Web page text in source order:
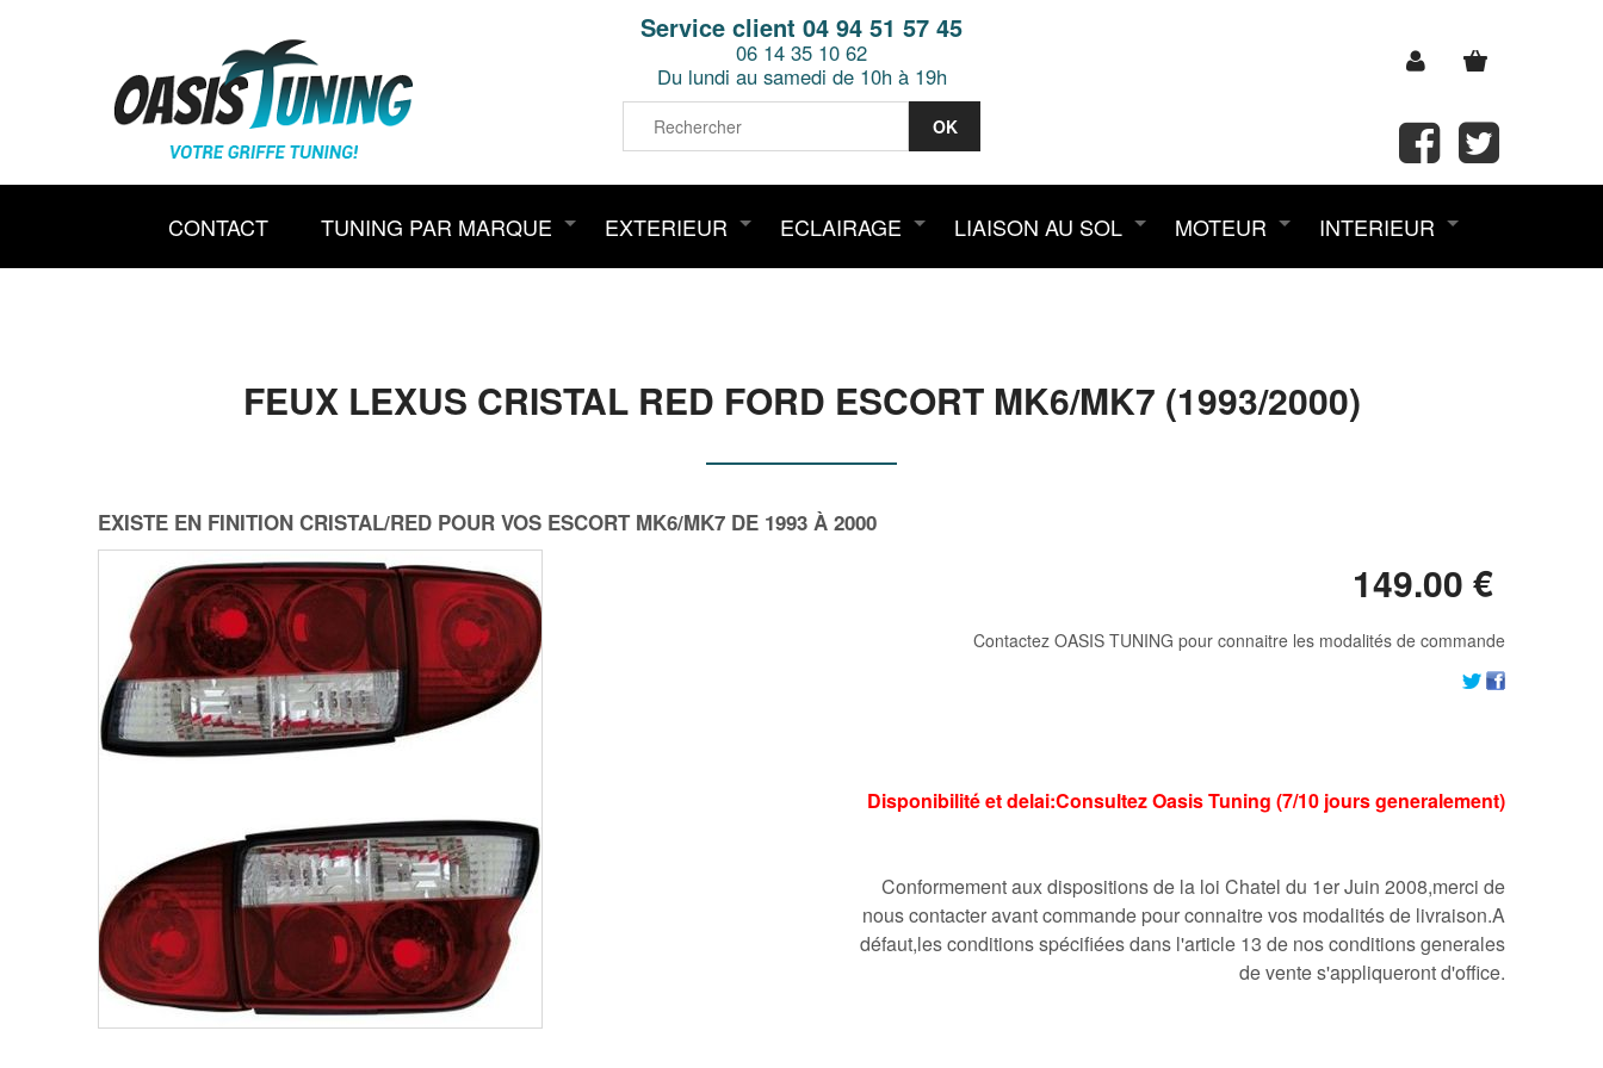
Service client 04 94 51 57 45
06 14 35 10 62
Du lundi au samedi de 10h à 19h
CONTACT TUNING PAR MARQUE EXTERIEUR ECLAIRAGE LIAISON AU SOL MOTEUR INTERIEUR
FEUX LEXUS CRISTAL RED FORD ESCORT MK6/MK7 (1993/2000)
EXISTE EN FINITION CRISTAL/RED POUR VOS ESCORT MK6/MK7 DE 1993 À 2000
149.00 €
Contactez OASIS TUNING pour connaitre les modalités de commande
Disponibilité et delai:Consultez Oasis Tuning (7/10 jours generalement)
Conformement aux dispositions de la loi Chatel du 1er Juin 2008,merci de
nous contacter avant commande pour connaitre vos modalités de livraison.A
défaut,les conditions spécifiées dans l'article 13 de nos conditions generales
de vente s'appliqueront d'office.